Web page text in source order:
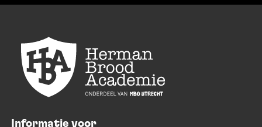
Informatie voor